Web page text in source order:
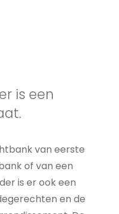
is een
van eerste
of van een
is er ook een
en de